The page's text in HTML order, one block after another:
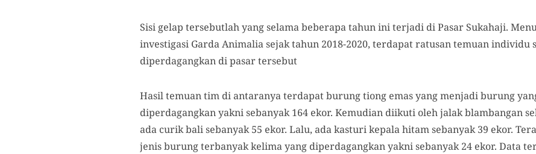
Sisi gelap tersebutlah yang selama beberapa tahun ini terjadi di Pasar Sukahaji.
investigasi Garda Animalia sejak tahun 2018-2020, terdapat ratusan temuan individu
diperdagangkan di pasar tersebut
Hasil temuan tim di antaranya terdapat burung tiong emas yang menjadi burung
diperdagangkan yakni sebanyak 164 ekor. Kemudian diikuti oleh jalak blambangan
ada curik bali sebanyak 55 ekor. Lalu, ada kasturi kepala hitam sebanyak 39 ekor.
jenis burung terbanyak kelima yang diperdagangkan yakni sebanyak 24 ekor. Data